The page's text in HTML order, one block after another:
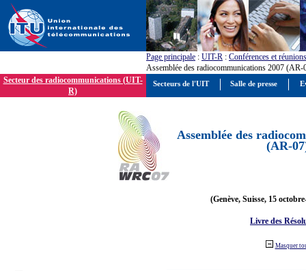
Page principale : UIT-R : Conférences et réunions
Assemblée des radiocommunications 2007 (AR-
Secteur des radiocommunications (UIT-
R)
Assemblée des
(AR-
(Genève, Suisse, 15
Livre des
Masquer
Secteurs de l'UIT Salle de presse